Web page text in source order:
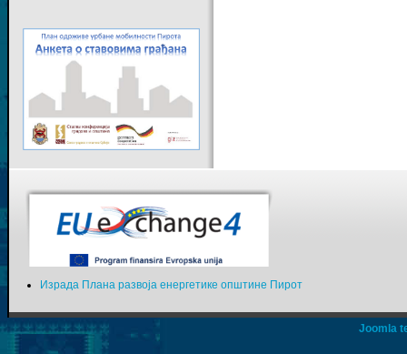
Израда Плана развоја енергетике општине Пирот
Joomla